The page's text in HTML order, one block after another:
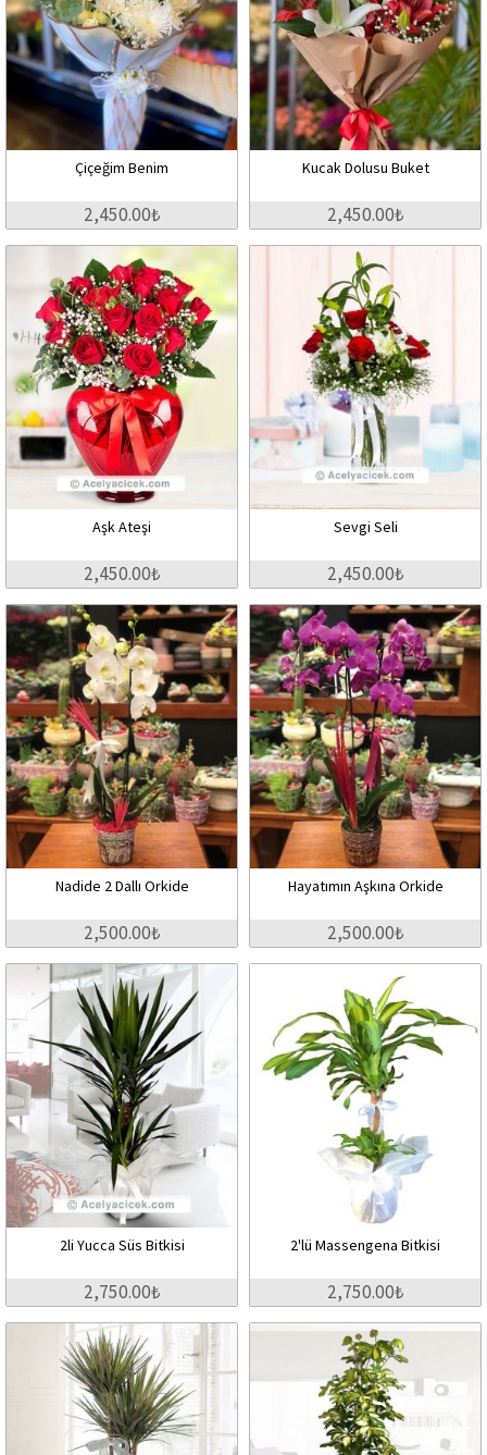
Çiçeğim Benim
2,450.00₺
Kucak Dolusu Buket
2,450.00₺
Aşk Ateşi
2,450.00₺
Sevgi Seli
2,450.00₺
Nadide 2 Dallı Orkide
2,500.00₺
Hayatımın Aşkına Orkide
2,500.00₺
2li Yucca Süs Bitkisi
2,750.00₺
2'lü Massengena Bitkisi
2,750.00₺